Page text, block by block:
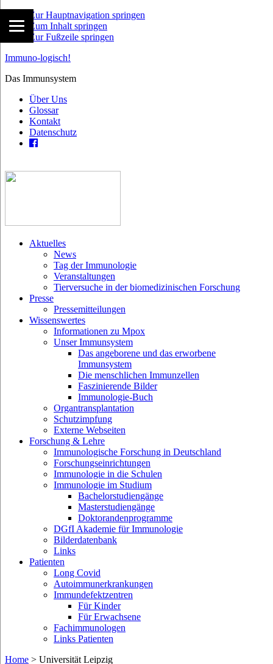
Zur Hauptnavigation springen
Zum Inhalt springen
Zur Fußzeile springen
Immuno-logisch!
Das Immunsystem
Über Uns
Glossar
Kontakt
Datenschutz
Aktuelles
News
Tag der Immunologie
Veranstaltungen
Tierversuche in der biomedizinischen Forschung
Presse
Pressemitteilungen
Wissenswertes
Informationen zu Mpox
Unser Immunsystem
Das angeborene und das erworbene
Immunsystem
Die menschlichen Immunzellen
Faszinierende Bilder
Immunologie-Buch
Organtransplantation
Schutzimpfung
Externe Webseiten
Forschung & Lehre
Immunologische Forschung in Deutschland
Forschungseinrichtungen
Immunologie in die Schulen
Immunologie im Studium
Bachelorstudiengänge
Masterstudiengänge
Doktorandenprogramme
DGfI Akademie für Immunologie
Bilderdatenbank
Links
Patienten
Long Covid
Autoimmunerkrankungen
Immundefektzentren
Für Kinder
Für Erwachsene
Fachimmunologen
Links Patienten
Home > Universität Leipzig